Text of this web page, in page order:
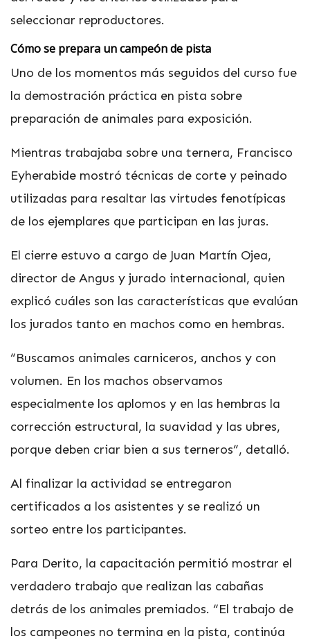
seleccionar reproductores.
Cómo se prepara un campeón de pista
Uno de los momentos más seguidos del curso fue
la demostración práctica en pista sobre
preparación de animales para exposición.
Mientras trabajaba sobre una ternera, Francisco
Eyherabide mostró técnicas de corte y peinado
utilizadas para resaltar las virtudes fenotípicas
de los ejemplares que participan en las juras.
El cierre estuvo a cargo de Juan Martín Ojea,
director de Angus y jurado internacional, quien
explicó cuáles son las características que evalúan
los jurados tanto en machos como en hembras.
“Buscamos animales carniceros, anchos y con
volumen. En los machos observamos
especialmente los aplomos y en las hembras la
corrección estructural, la suavidad y las ubres,
porque deben criar bien a sus terneros”, detalló.
Al finalizar la actividad se entregaron
certificados a los asistentes y se realizó un
sorteo entre los participantes.
Para Derito, la capacitación permitió mostrar el
verdadero trabajo que realizan las cabañas
detrás de los animales premiados. “El trabajo de
los campeones no termina en la pista, continúa